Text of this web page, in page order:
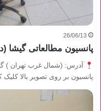
26/06/13
پانسیون مطالعاتی گیشا
آدرس: (شمال غرب تهران )
پانسیون بر روی تصویر بالا کلیک